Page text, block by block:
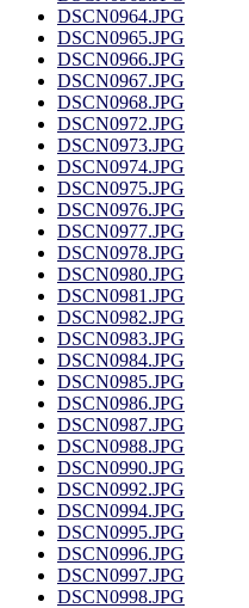
DSCN0964.JPG
DSCN0965.JPG
DSCN0966.JPG
DSCN0967.JPG
DSCN0968.JPG
DSCN0972.JPG
DSCN0973.JPG
DSCN0974.JPG
DSCN0975.JPG
DSCN0976.JPG
DSCN0977.JPG
DSCN0978.JPG
DSCN0980.JPG
DSCN0981.JPG
DSCN0982.JPG
DSCN0983.JPG
DSCN0984.JPG
DSCN0985.JPG
DSCN0986.JPG
DSCN0987.JPG
DSCN0988.JPG
DSCN0990.JPG
DSCN0992.JPG
DSCN0994.JPG
DSCN0995.JPG
DSCN0996.JPG
DSCN0997.JPG
DSCN0998.JPG